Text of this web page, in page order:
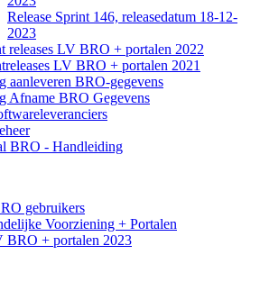
Release Sprint 146, releasedatum 18-12-
2023
releases LV BRO + portalen 2022
LV BRO + portalen 2021
aanleveren BRO-gegevens
Afname BRO Gegevens
BRO - Handleiding
gebruikers
Voorziening + Portalen
BRO + portalen 2023